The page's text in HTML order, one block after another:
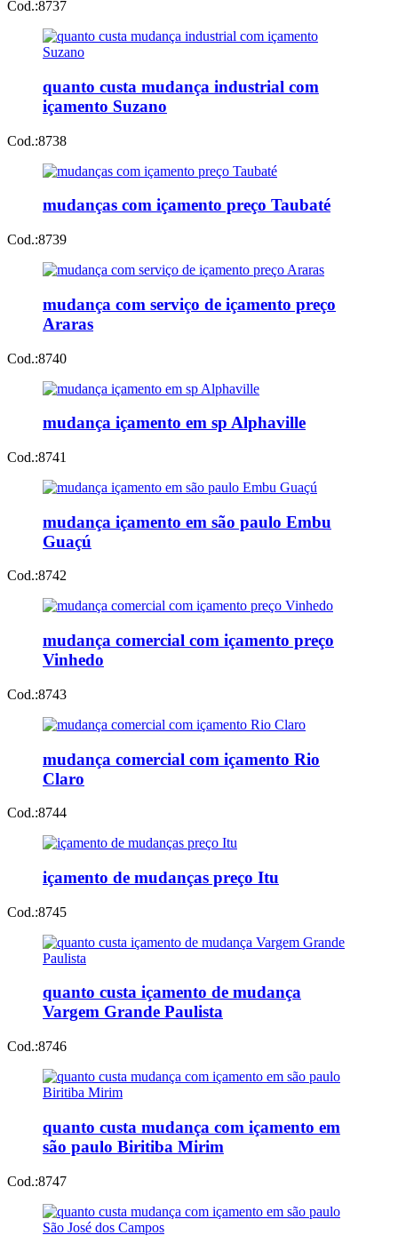
Cod.:8737
quanto custa mudança industrial com
içamento Suzano
Cod.:8738
mudanças com içamento preço Taubaté
Cod.:8739
mudança com serviço de içamento preço
Araras
Cod.:8740
mudança içamento em sp Alphaville
Cod.:8741
mudança içamento em são paulo Embu
Guaçú
Cod.:8742
mudança comercial com içamento preço
Vinhedo
Cod.:8743
mudança comercial com içamento Rio
Claro
Cod.:8744
içamento de mudanças preço Itu
Cod.:8745
quanto custa içamento de mudança
Vargem Grande Paulista
Cod.:8746
quanto custa mudança com içamento em
são paulo Biritiba Mirim
Cod.:8747